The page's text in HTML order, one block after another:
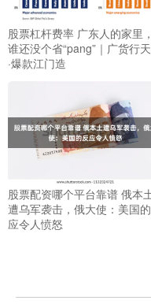
股票杠杆费率 广东人的家里，
谁还没个省“pang”｜广货行
·爆款江门造
股票配资哪个平台靠谱 俄本
遭乌军袭击，俄大使：美国
应令人愤怒